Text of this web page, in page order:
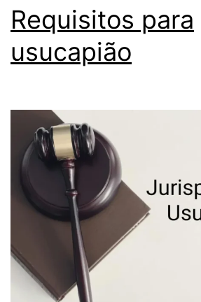
Requisitos para
usucapião